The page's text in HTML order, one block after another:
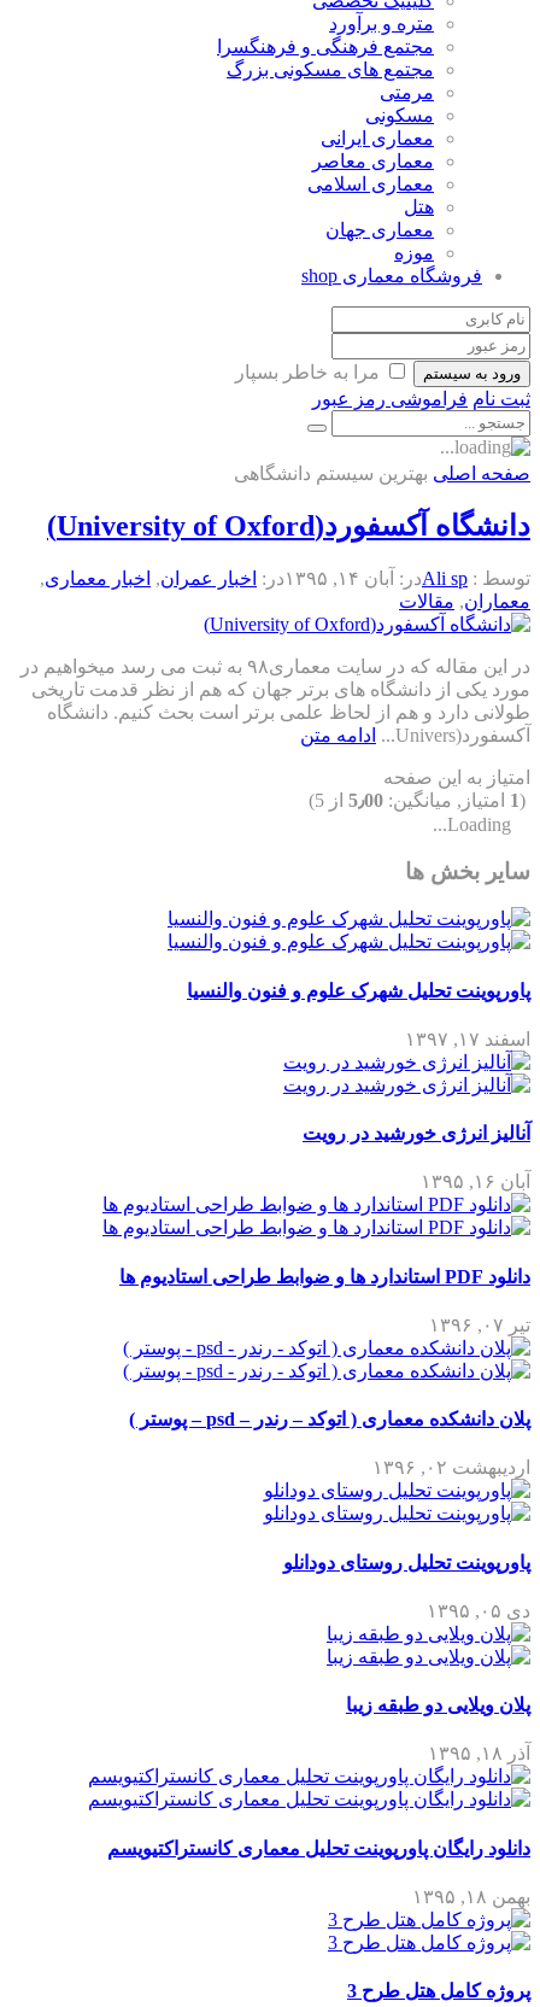
متره و برآورد
مجتمع فرهنگی و فرهنگسرا
مجتمع های مسکونی بزرگ
مرمتی
مسکونی
معماری ایرانی
معماری معاصر
معماری اسلامی
هتل
معماری جهان
موزه
فروشگاه معماری shop
ورود به سیستم
مرا به خاطر بسپار
ثبت نام فراموشی رمز عبور
صفحه اصلی بهترین سیستم دانشگاهی
دانشگاه آکسفورد(University of Oxford)
توسط : Ali spدر: آبان ۱۴, ۱۳۹۵ در: اخبار عمران, اخبار معماری,
معماران, مقالات
در این مقاله که در سایت معماری۹۸ به ثبت می رسد میخواهیم در
مورد یکی از دانشگاه های برتر جهان که هم از نظر قدمت تاریخی
طولانی دارد و هم از لحاظ علمی برتر است بحث کنیم. دانشگاه
آکسفورد(Univers...
ادامه متن
امتیاز به این صفحه
(
1 امتیاز, میانگین: 5٫00 از 5)
Loading...
سایر بخش ها
پاورپوینت تحلیل شهرک علوم و فنون والنسیا
اسفند ۱۷, ۱۳۹۷
آنالیز انرژی خورشید در رویت
آبان ۱۶, ۱۳۹۵
دانلود PDF استاندارد ها و ضوابط طراحی استادیوم ها
تیر ۰۷, ۱۳۹۶
پلان دانشکده معماری ( اتوکد – رندر – psd – پوستر )
اردیبهشت ۰۲, ۱۳۹۶
پاورپوینت تحلیل روستای دودانلو
دی ۰۵, ۱۳۹۵
پلان ویلایی دو طبقه زیبا
آذر ۱۸, ۱۳۹۵
دانلود رایگان پاورپوینت تحلیل معماری کانستراکتیویسم
بهمن ۱۸, ۱۳۹۵
پروژه کامل هتل طرح 3